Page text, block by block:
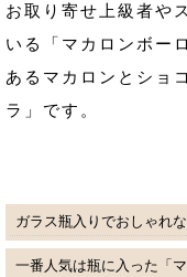
お取り寄せ上級者や
いる「マカロンボー
あるマカロンとショ
ラ」です。
ガラス瓶入りでおしゃれ
一番人気は瓶に入った「